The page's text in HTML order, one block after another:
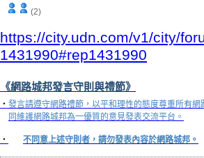
(2)
https://city.udn.com/v1/city/
1431990#rep1431990
《網路城邦發言守則與禮節》
‧ 發言請遵守網路禮節，以平和理性的態度尊重所有網
同維護網路城邦為一優質的意見發表交流平台。
‧ 不同意上述守則者，請勿發表內容於網路城邦。